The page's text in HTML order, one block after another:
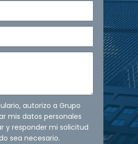
autorizo a Grupo
mis datos personales
y responder mi solicitud
sea necesario.